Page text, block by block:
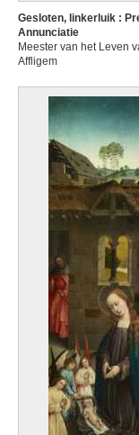
Gesloten, linkerluik :
Annunciatie
Meester van het Leven
Affligem